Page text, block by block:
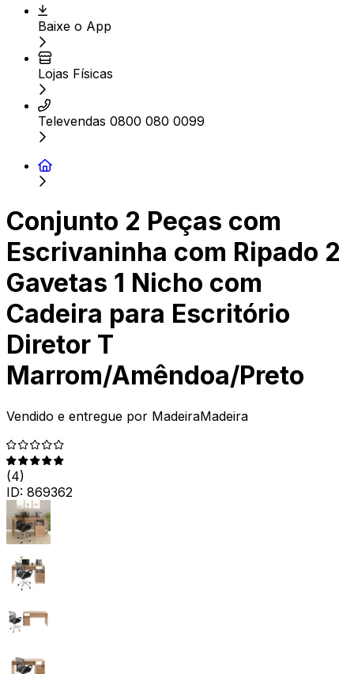
Baixe o App
Lojas Físicas
Televendas 0800 080 0099
Conjunto 2 Peças com
Escrivaninha com Ripado 2
Gavetas 1 Nicho com
Cadeira para Escritório
Diretor T
Marrom/Amêndoa/Preto
Vendido e entregue por MadeiraMadeira
(4)
ID: 869362